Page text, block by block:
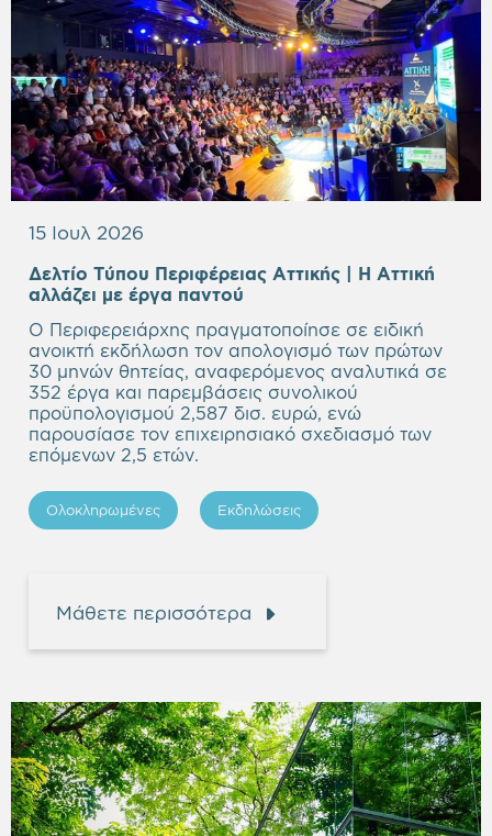
15 Ιουλ 2026
Δελτίο Τύπου Περιφέρειας Αττικής | Η Αττική
αλλάζει με έργα παντού
Ο Περιφερειάρχης πραγματοποίησε σε ειδική
ανοικτή εκδήλωση τον απολογισμό των πρώτων
30 μηνών θητείας, αναφερόμενος αναλυτικά σε
352 έργα και παρεμβάσεις συνολικού
προϋπολογισμού 2,587 δισ. ευρώ, ενώ
παρουσίασε τον επιχειρησιακό σχεδιασμό των
επόμενων 2,5 ετών.
Ολοκληρωμένες Εκδηλώσεις
Μάθετε περισσότερα